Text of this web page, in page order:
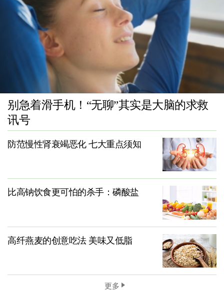
别急着滑手机！“无聊”其实是大脑的求救
讯号
防范慢性肾衰竭恶化 七大重点须知
比高钠饮食更可怕的杀手：磷酸盐
高纤燕麦的创意吃法 美味又低脂
更多